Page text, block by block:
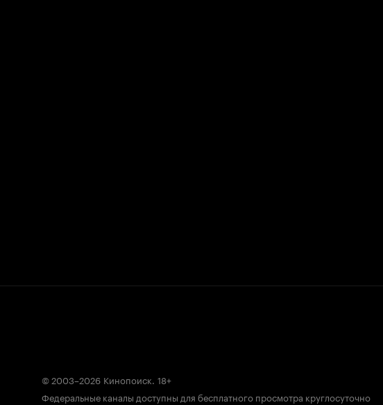
© 2003–2026 Кинопоиск. 18+
Федеральные каналы доступны для бесплатного просмотра круглосуточно